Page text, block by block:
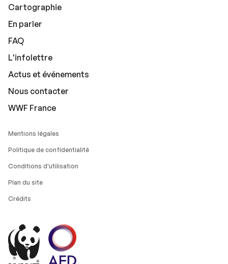
Cartographie
En parler
FAQ
L'infolettre
Actus et événements
Nous contacter
WWF France
Mentions légales
Politique de confidentialité
Conditions d'utilisation
Plan du site
Crédits